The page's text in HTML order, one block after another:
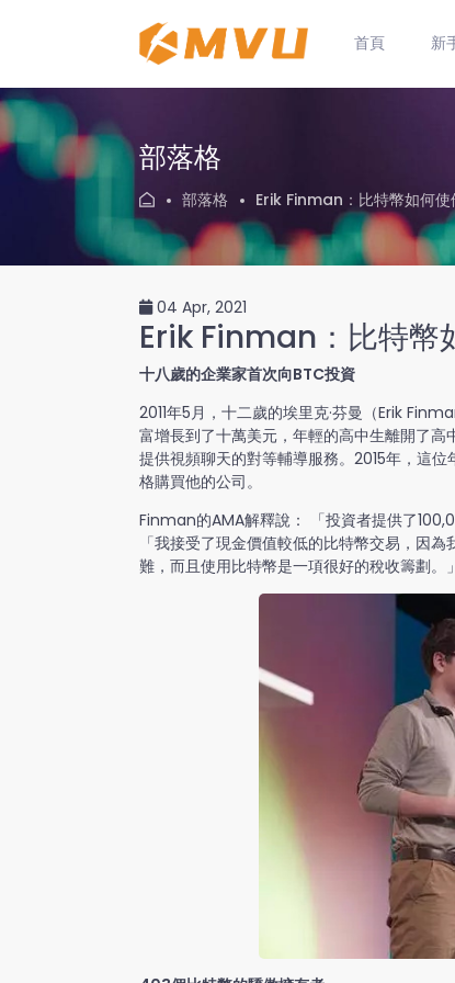
首頁 新
部落格
部落格 Erik Finman：比特幣如何使
04 Apr, 2021
Erik Finman：比特幣
十八歲的企業家首次向BTC投資
2011年5月，十二歲的埃里克·芬曼（Erik
富增長到了十萬美元，年輕的高中生離開了
提供視頻聊天的對等輔導服務。2015年，這
格購買他的公司。
Finman的AMA解釋說： 「投資者提供了
「我接受了現金價值較低的比特幣交易，因
難，而且使用比特幣是一項很好的稅收籌劃。」